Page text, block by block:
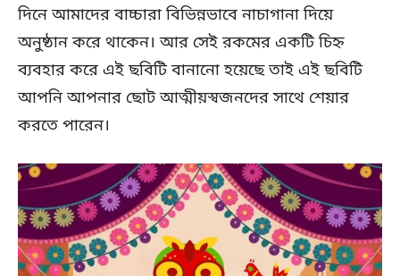
দিনে আমাদের বাচ্চারা বিভিন্নভাবে নাচাগানা দিয়ে
অনুষ্ঠান করে থাকেন। আর সেই রকমের একটি চিহ্ন
ব্যবহার করে এই ছবিটি বানানো হয়েছে তাই এই ছবিটি
আপনি আপনার ছোট আত্মীয়স্বজনদের সাথে শেয়ার
করতে পারেন।